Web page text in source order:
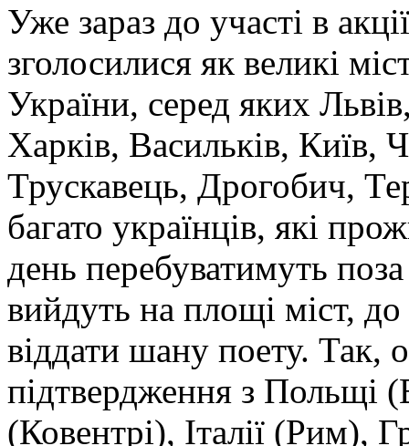
Уже зараз до участі в
зголосилися як великі
України, серед яких
Харків, Васильків, Київ,
Трускавець, Дрогобич,
багато українців, які
день перебуватимуть
вийдуть на площі міст,
віддати шану поету. Так,
підтвердження з Польщі
(Ковентрі), Італії (Рим),